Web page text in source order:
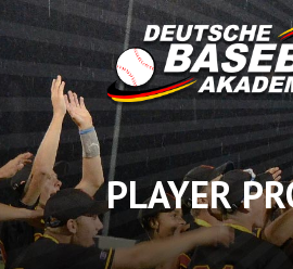
PLAYER